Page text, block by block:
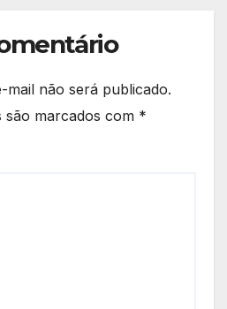
mail não será publicado.
são marcados com *